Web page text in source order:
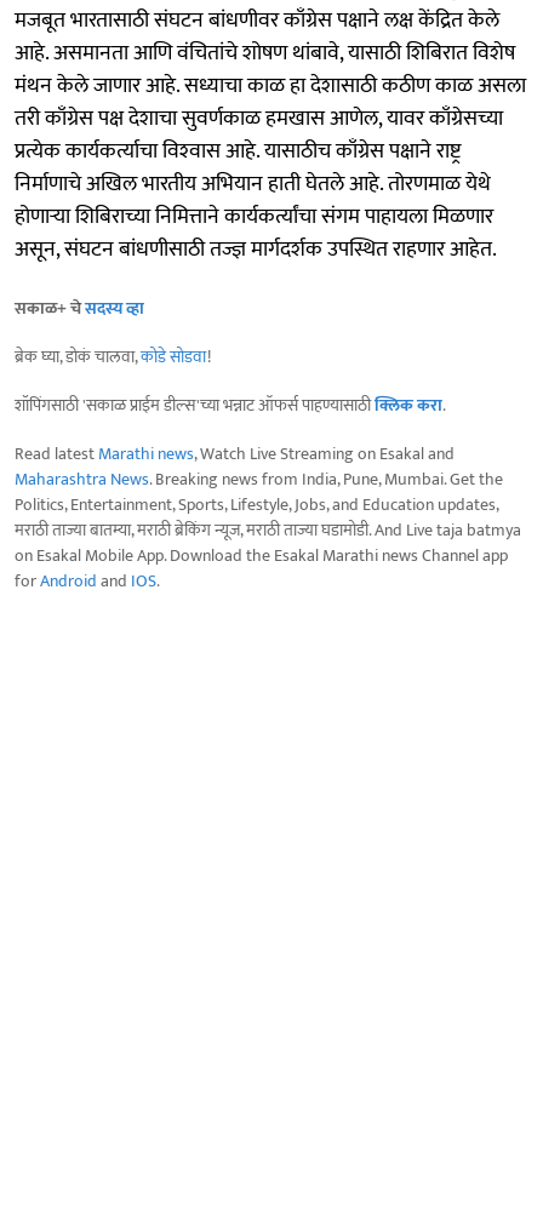
मजबूत भारतासाठी संघटन बांधणीवर काँग्रेस पक्षाने लक्ष केंद्रित केले
आहे. असमानता आणि वंचितांचे शोषण थांबावे, यासाठी शिबिरात विशेष
मंथन केले जाणार आहे. सध्याचा काळ हा देशासाठी कठीण काळ असला
तरी काँग्रेस पक्ष देशाचा सुवर्णकाळ हमखास आणेल, यावर काँग्रेसच्या
प्रत्येक कार्यकर्त्याचा विश्‍वास आहे. यासाठीच काँग्रेस पक्षाने राष्ट्र
निर्माणाचे अखिल भारतीय अभियान हाती घेतले आहे. तोरणमाळ येथे
होणाऱ्या शिबिराच्या निमित्ताने कार्यकर्त्यांचा संगम पाहायला मिळणार
असून, संघटन बांधणीसाठी तज्ज्ञ मार्गदर्शक उपस्थित राहणार आहेत.
सकाळ+ चेसदस्य व्हा
ब्रेक घ्या, डोकं चालवा,कोडे सोडवा!
शॉपिंगसाठी 'सकाळ प्राईम डील्स'च्या भन्नाट ऑफर्स पाहण्यासाठीक्लिक करा.
Read latestMarathi news, Watch Live Streaming on Esakal and
Maharashtra News. Breaking news from India, Pune, Mumbai. Get the
Politics, Entertainment, Sports, Lifestyle, Jobs, and Education updates,
मराठी ताज्या बातम्या, मराठी ब्रेकिंग न्यूज, मराठी ताज्या घडामोडी. And Live taja batmya
on Esakal Mobile App. Download the Esakal Marathi news Channel app
forAndroidand IOS.